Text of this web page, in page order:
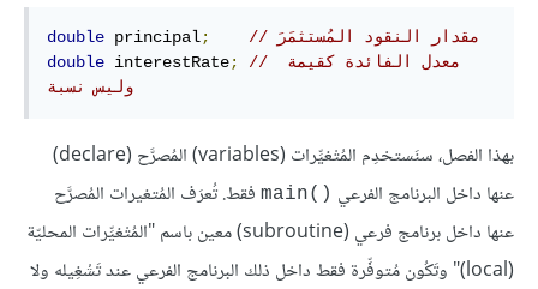
double principal;
// مقدار النقود المُستثمَرَ
double interestRate;
// معدل الفائدة كقيمة
وليس نسبة
بهذا الفصل، سنَستخدِم المُتْغيِّرات (variables) المُصرَّح (declare)
عنها داخل البرنامج الفرعي main()‎ فقط. تُعرَف المُتغيرات المُصرَّح
عنها داخل برنامج فرعي (subroutine) معين باسم "المُتْغيِّرات المحليّة
(local)" وتَكُون مُتوفِّرة فقط داخل ذلك البرنامج الفرعي عند تَشْغِيله ولا